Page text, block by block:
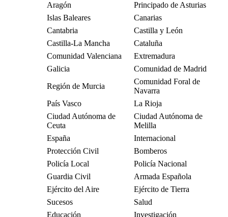
Aragón
Principado de Asturias
Islas Baleares
Canarias
Cantabria
Castilla y León
Castilla-La Mancha
Cataluña
Comunidad Valenciana
Extremadura
Galicia
Comunidad de Madrid
Región de Murcia
Comunidad Foral de
Navarra
País Vasco
La Rioja
Ciudad Autónoma de
Ceuta
Ciudad Autónoma de
Melilla
España
Internacional
Protección Civil
Bomberos
Policía Local
Policía Nacional
Guardia Civil
Armada Española
Ejército del Aire
Ejército de Tierra
Sucesos
Salud
Educación
Investigación